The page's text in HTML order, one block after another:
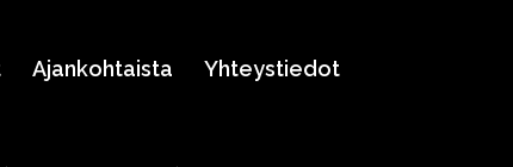
Ajankohtaista Yhteystiedot